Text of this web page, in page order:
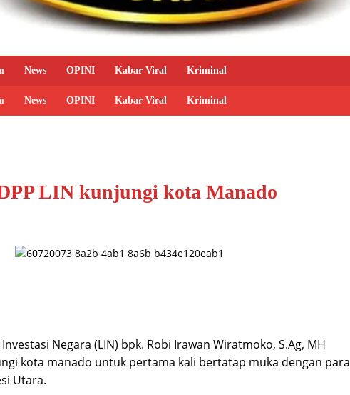
News OPINI Kabar Viral Kriminal
News OPINI Kabar Viral Kriminal
LIN kunjungi kota Manado
Negara (LIN) bpk. Robi Irawan Wiratmoko, S.Ag, MH
kota manado untuk pertama kali bertatap muka dengan para
Utara.